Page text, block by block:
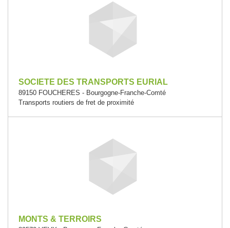
SOCIETE DES TRANSPORTS EURIAL
89150 FOUCHERES - Bourgogne-Franche-Comté
Transports routiers de fret de proximité
MONTS & TERROIRS